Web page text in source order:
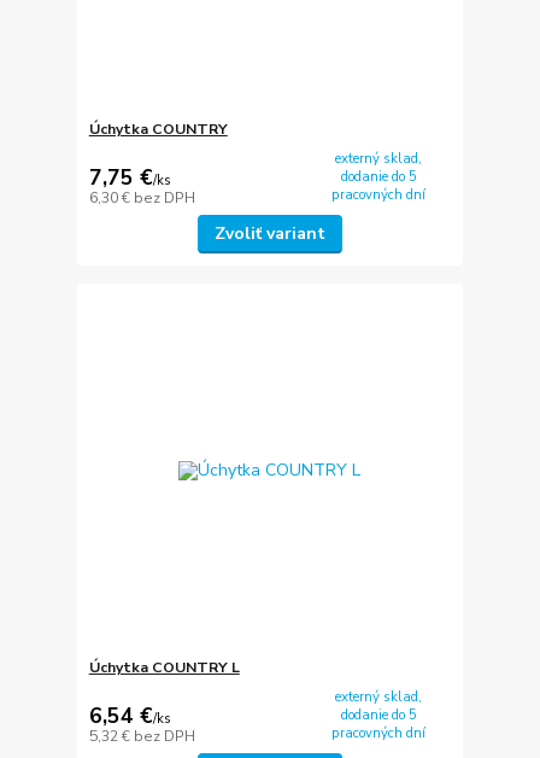
Úchytka COUNTRY
7,75 €/ks
6,30 € bez DPH
externý sklad,
dodanie do 5
pracovných dní
Zvoliť variant
Úchytka COUNTRY L
6,54 €/ks
5,32 € bez DPH
externý sklad,
dodanie do 5
pracovných dní